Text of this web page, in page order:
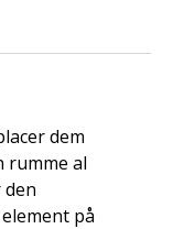
dem
rumme al
på